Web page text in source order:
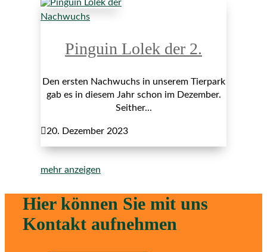
Nachwuchs
Pinguin Lolek der 2.
Den ersten Nachwuchs in unserem Tierpark
gab es in diesem Jahr schon im Dezember.
Seither...
20. Dezember 2023
mehr anzeigen
Hier können Sie mit uns
Kontakt aufnehmen